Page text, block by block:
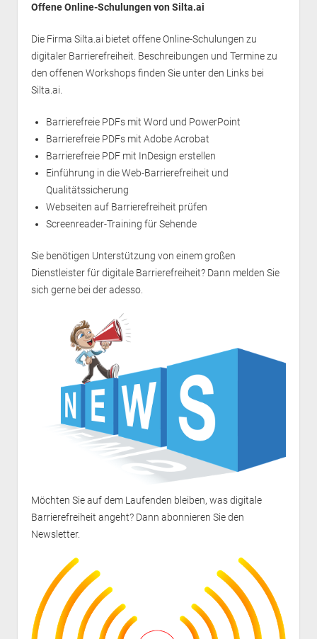
Offene Online-Schulungen von Silta.ai
Die Firma Silta.ai bietet offene Online-Schulungen zu
digitaler Barrierefreiheit. Beschreibungen und Termine zu
den offenen Workshops finden Sie unter den Links bei
Silta.ai.
Barrierefreie PDFs mit Word und PowerPoint
Barrierefreie PDFs mit Adobe Acrobat
Barrierefreie PDF mit InDesign erstellen
Einführung in die Web-Barrierefreiheit und
Qualitätssicherung
Webseiten auf Barrierefreiheit prüfen
Screenreader-Training für Sehende
Sie benötigen Unterstützung von einem großen
Dienstleister für digitale Barrierefreiheit? Dann melden Sie
sich gerne bei deradesso.
Möchten Sie auf dem Laufenden bleiben, was digitale
Barrierefreiheit angeht? Dann abonnieren Sie den
Newsletter.